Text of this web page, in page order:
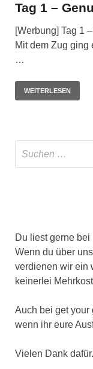
Tag 1 –
[Werbung] Tag 1
Mit dem Zug ging
…
WEITERLESEN
Du liest gerne
Wenn du über
verdienen wir ein
keinerlei
Auch bei get your
wenn ihr eure
Vielen Dank dafür.